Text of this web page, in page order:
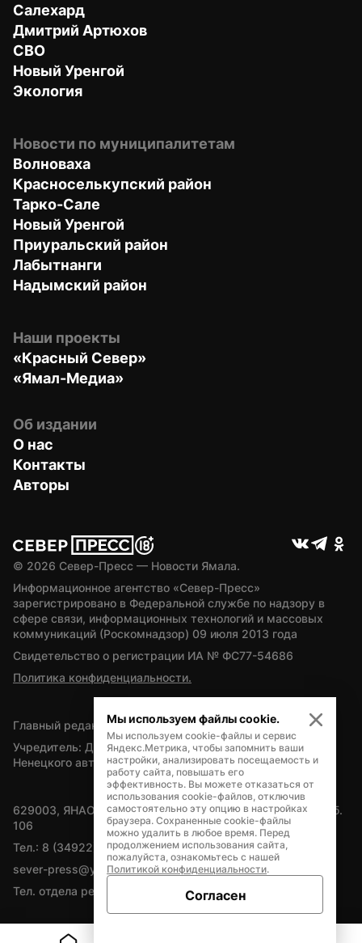
Салехард
Дмитрий Артюхов
СВО
Новый Уренгой
Экология
Новости по муниципалитетам
Волноваха
Красноселькупский район
Тарко-Сале
Новый Уренгой
Приуральский район
Лабытнанги
Надымский район
Наши проекты
«Красный Север»
«Ямал-Медиа»
Об издании
О нас
Контакты
Авторы
© 2026 Север-Пресс — Новости Ямала.
Информационное агентство «Север-Пресс»
зарегистрировано в Федеральной службе по надзору в
сфере связи, информационных технологий и массовых
коммуникаций (Роскомнадзор) 09 июля 2013 года
Свидетельство о регистрации ИА № ФС77-54686
Политика конфиденциальности.
Главный редактор — А.Л. Поздеев
Учредитель: Департамент внутренней политики Ямало-
Ненецкого автономного округа
629003, ЯНАО, Салехард, мкр. Богдана Кнунянца, д.1, каб.
106
Тел.: 8 (34922) 71262
sever-press@yamal-media.ru
Тел. отдела рекламы: 8 (34922) 42728
Мы используем файлы cookie.
Мы используем cookie-файлы и сервис
Яндекс.Метрика, чтобы запомнить ваши
настройки, анализировать посещаемость и
работу сайта, повышать его
эффективность. Вы можете отказаться от
использования cookie-файлов, отключив
самостоятельно эту опцию в настройках
браузера. Сохраненные cookie-файлы
можно удалить в любое время. Перед
продолжением использования сайта,
пожалуйста, ознакомьтесь с нашей
Политикой конфиденциальности.
Согласен